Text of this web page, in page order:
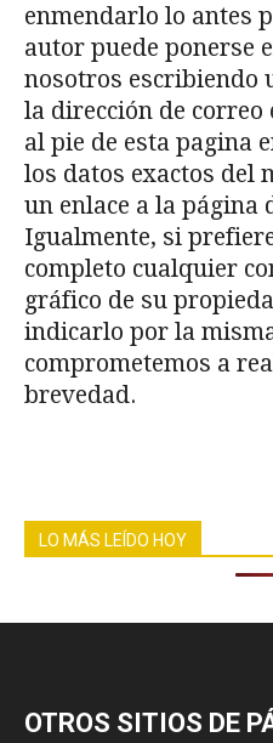
enmendarlo lo antes
autor puede ponerse
nosotros escribiendo
la dirección de correo
al pie de esta pagina
los datos exactos del
un enlace a la página
Igualmente, si
completo cualquier
gráfico de su
indicarlo por la
comprometemos a
brevedad.
LO MÁS LEÍDO HOY
OTROS SITIOS DE